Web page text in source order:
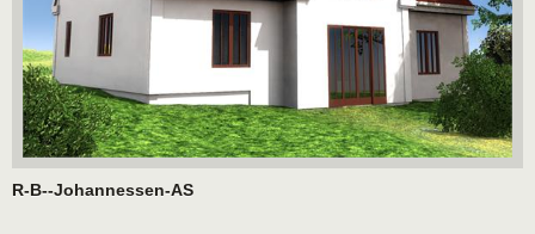
R-B--Johannessen-AS